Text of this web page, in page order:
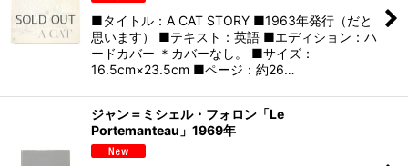
■タイトル：A CAT STORY ■1963年発行（だと
思います） ■テキスト：英語 ■エディション：ハ
ードカバー ＊カバーなし。 ■サイズ：
16.5cm×23.5cm ■ページ：約26…
ジャン＝ミシェル・フォロン「Le
Portemanteau」1969年